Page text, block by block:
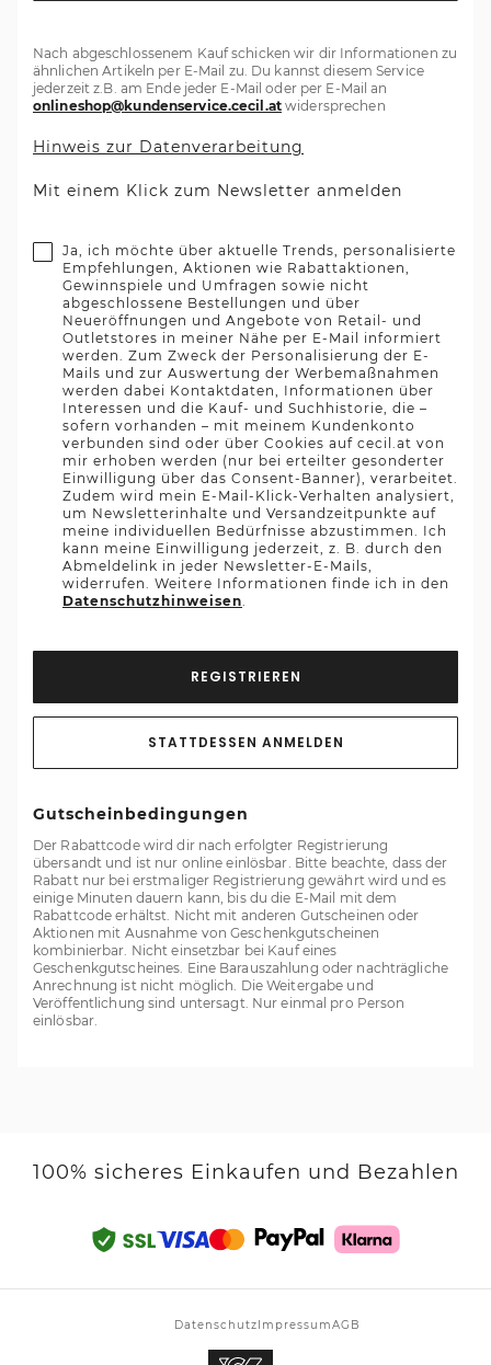
Nach abgeschlossenem Kauf schicken wir dir Informationen zu
ähnlichen Artikeln per E-Mail zu. Du kannst diesem Service
jederzeit z.B. am Ende jeder E-Mail oder per E-Mail an
onlineshop@kundenservice.cecil.atwidersprechen
Hinweis zur Datenverarbeitung
Mit einem Klick zum Newsletter anmelden
Ja, ich möchte über aktuelle Trends, personalisierte
Empfehlungen, Aktionen wie Rabattaktionen,
Gewinnspiele und Umfragen sowie nicht
abgeschlossene Bestellungen und über
Neueröffnungen und Angebote von Retail- und
Outletstores in meiner Nähe per E-Mail informiert
werden. Zum Zweck der Personalisierung der E-
Mails und zur Auswertung der Werbemaßnahmen
werden dabei Kontaktdaten, Informationen über
Interessen und die Kauf- und Suchhistorie, die –
sofern vorhanden – mit meinem Kundenkonto
verbunden sind oder über Cookies auf cecil.at von
mir erhoben werden (nur bei erteilter gesonderter
Einwilligung über das Consent-Banner), verarbeitet.
Zudem wird mein E-Mail-Klick-Verhalten analysiert,
um Newsletterinhalte und Versandzeitpunkte auf
meine individuellen Bedürfnisse abzustimmen. Ich
kann meine Einwilligung jederzeit, z. B. durch den
Abmeldelink in jeder Newsletter-E-Mails,
widerrufen. Weitere Informationen finde ich in den
Datenschutzhinweisen.
REGISTRIEREN
STATTDESSEN ANMELDEN
Gutscheinbedingungen
Der Rabattcode wird dir nach erfolgter Registrierung
übersandt und ist nur online einlösbar. Bitte beachte, dass der
Rabatt nur bei erstmaliger Registrierung gewährt wird und es
einige Minuten dauern kann, bis du die E-Mail mit dem
Rabattcode erhältst. Nicht mit anderen Gutscheinen oder
Aktionen mit Ausnahme von Geschenkgutscheinen
kombinierbar. Nicht einsetzbar bei Kauf eines
Geschenkgutscheines. Eine Barauszahlung oder nachträgliche
Anrechnung ist nicht möglich. Die Weitergabe und
Veröffentlichung sind untersagt. Nur einmal pro Person
einlösbar.
100% sicheres Einkaufen und Bezahlen
DatenschutzImpressumAGB